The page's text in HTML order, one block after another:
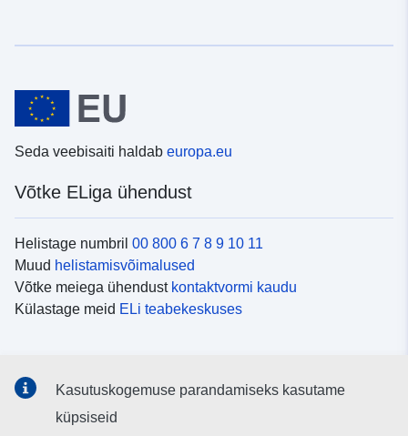
Seda veebisaiti haldab europa.eu
Võtke ELiga ühendust
Helistage numbril 00 800 6 7 8 9 10 11
Muud helistamisvõimalused
Võtke meiega ühendust kontaktvormi kaudu
Külastage meid ELi teabekeskuses
Otsige ELi teavet
Kasutuskogemuse parandamiseks kasutame
küpsiseid